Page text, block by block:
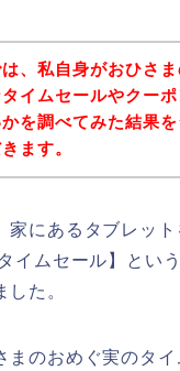
、私自身がおひさ
イムセールやクーポ
を調べてみた結果を
ます。
家にあるタブレッ
イムセール】とい
た。
まのおめぐ実のタ